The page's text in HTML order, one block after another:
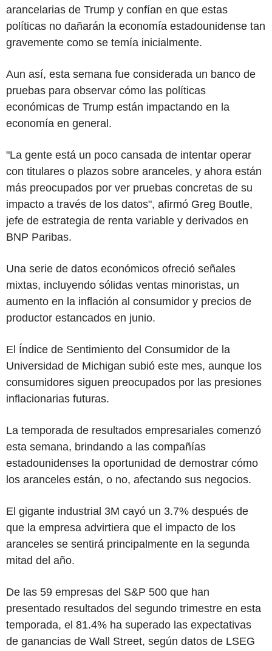
arancelarias de Trump y confían en que estas
políticas no dañarán la economía estadounidense tan
gravemente como se temía inicialmente.
Aun así, esta semana fue considerada un banco de
pruebas para observar cómo las políticas
económicas de Trump están impactando en la
economía en general.
"La gente está un poco cansada de intentar operar
con titulares o plazos sobre aranceles, y ahora están
más preocupados por ver pruebas concretas de su
impacto a través de los datos", afirmó Greg Boutle,
jefe de estrategia de renta variable y derivados en
BNP Paribas.
Una serie de datos económicos ofreció señales
mixtas, incluyendo sólidas ventas minoristas, un
aumento en la inflación al consumidor y precios de
productor estancados en junio.
El Índice de Sentimiento del Consumidor de la
Universidad de Michigan subió este mes, aunque los
consumidores siguen preocupados por las presiones
inflacionarias futuras.
La temporada de resultados empresariales comenzó
esta semana, brindando a las compañías
estadounidenses la oportunidad de demostrar cómo
los aranceles están, o no, afectando sus negocios.
El gigante industrial 3M cayó un 3.7% después de
que la empresa advirtiera que el impacto de los
aranceles se sentirá principalmente en la segunda
mitad del año.
De las 59 empresas del S&P 500 que han
presentado resultados del segundo trimestre en esta
temporada, el 81.4% ha superado las expectativas
de ganancias de Wall Street, según datos de LSEG